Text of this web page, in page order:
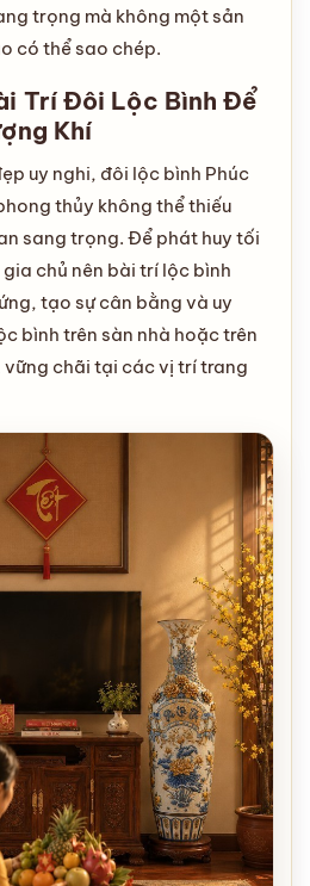
trọng mà không một sản
có thể sao chép.
Trí Đôi Lộc Bình Để
Khí
uy nghi, đôi lộc bình Phúc
thủy không thể thiếu
sang trọng. Để phát huy tối
chủ nên bài trí lộc bình
tạo sự cân bằng và uy
bình trên sàn nhà hoặc trên
chãi tại các vị trí trang